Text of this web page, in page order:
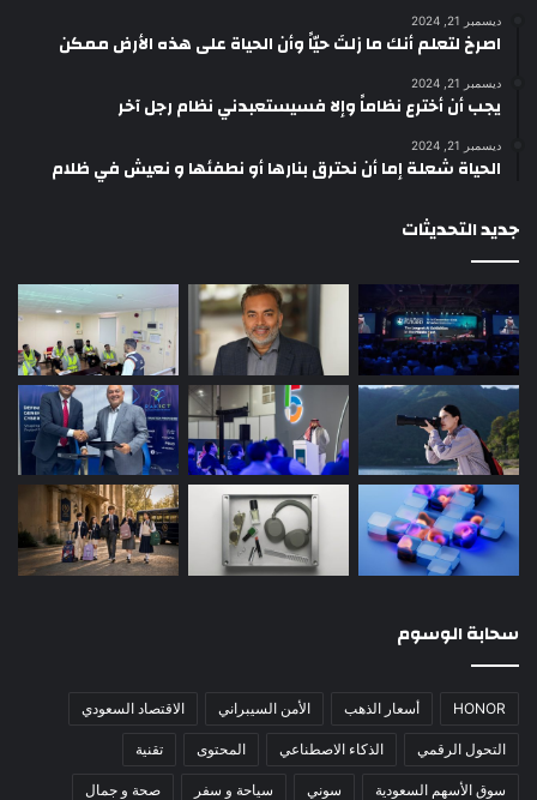
ديسمبر 21, 2024
‫اصرخ لتعلم أنك ما زلتَ حيّاً وأن الحياة على هذه الأرض ممكن
ديسمبر 21, 2024
يجب أن أخترع نظاماً وإلا فسيستعبدني نظام رجل آخر
ديسمبر 21, 2024
الحياة شعلة إما أن نحترق بنارها أو نطفئها و نعيش في ظلام
جديد التحديثات
سحابة الوسوم
HONOR أسعار الذهب الأمن السيبراني الاقتصاد السعودي
التحول الرقمي الذكاء الاصطناعي المحتوى تقنية
سوق الأسهم السعودية سوني سياحة و سفر صحة و جمال